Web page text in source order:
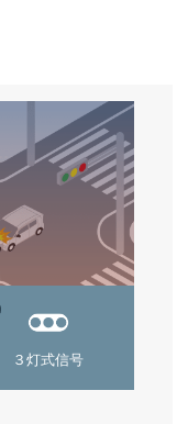
３灯式信号